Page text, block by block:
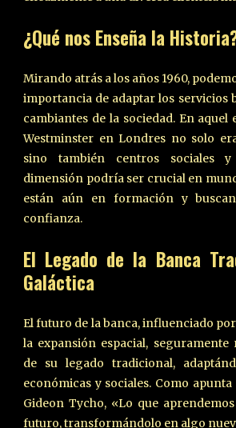
¿Qué nos Enseña la
Mirando atrás a los años 1960,
importancia de adaptar los servicios
cambiantes de la sociedad. En
Westminster en Londres no solo
sino también centros sociales y
dimensión podría ser crucial en
están aún en formación y
confianza.
El Legado de la Banca
Galáctica
El futuro de la banca, influenciado
la expansión espacial,
de su legado tradicional,
económicas y sociales. Como
Gideon Tycho, «Lo que
futuro, transformándolo en algo